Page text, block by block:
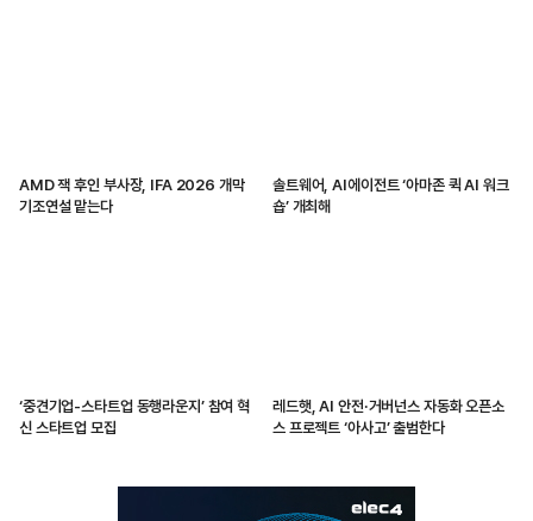
AMD 잭 후인 부사장, IFA 2026 개막
기조연설 맡는다
솔트웨어, AI에이전트 ‘아마존 퀵 AI 워크
숍’ 개최해
‘중견기업-스타트업 동행라운지’ 참여 혁
신 스타트업 모집
레드햇, AI 안전·거버넌스 자동화 오픈소
스 프로젝트 ‘아사고’ 출범한다